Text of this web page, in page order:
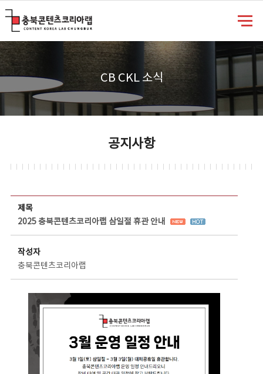
CB CKL 소식
공지사항
제목
2025 충북콘텐츠코리아랩 삼일절 휴관 안내
작성자
충북콘텐츠코리아랩